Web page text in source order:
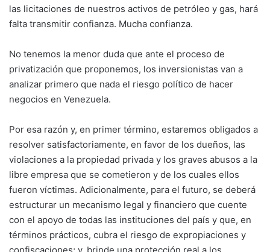
las licitaciones de nuestros activos de petróleo y gas, hará
falta transmitir confianza. Mucha confianza.
No tenemos la menor duda que ante el proceso de
privatización que proponemos, los inversionistas van a
analizar primero que nada el riesgo político de hacer
negocios en Venezuela.
Por esa razón y, en primer término, estaremos obligados a
resolver satisfactoriamente, en favor de los dueños, las
violaciones a la propiedad privada y los graves abusos a la
libre empresa que se cometieron y de los cuales ellos
fueron víctimas. Adicionalmente, para el futuro, se deberá
estructurar un mecanismo legal y financiero que cuente
con el apoyo de todas las instituciones del país y que, en
términos prácticos, cubra el riesgo de expropiaciones y